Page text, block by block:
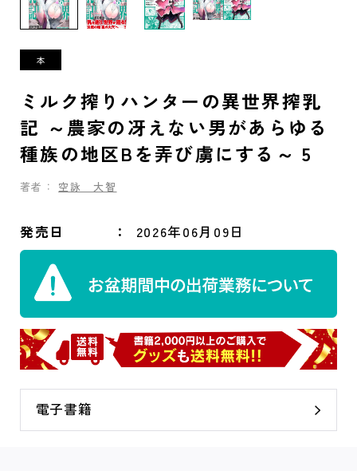
ミルク搾りハンターの異世界搾乳
記 ～農家の冴えない男があらゆる
種族の地区Bを弄び虜にする～ 5
著者： 空詠 大智
発売日 2026年06月09日
電子書籍